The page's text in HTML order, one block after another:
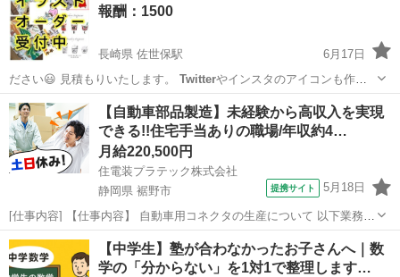
報酬：1500
長崎県 佐世保駅
6月17日
ださい😃 見積もりいたします。 Twitterやインスタのアイコンも作成
できます…
長崎 佐世保市 佐世保駅 手伝いたい/助けたい インスタ
【自動車部品製造】未経験から高収入を実現
できる!!住宅手当ありの職場/年収約4…
月給220,500円
住電装プラテック株式会社
静岡県 裾野市
提携サイト 5月18日
[仕事内容] 【仕事内容】 自動車用コネクタの生産について 以下業務を
ご担当いただきます。（雇入れ直後） ○製品の寸法測定、機能検査、
外観検査業務 ○その他付随作業 （業務内容の変更の範囲） 会社が定め
る範囲の業務 （...
静岡 裾野市 工場
【中学生】塾が合わなかったお子さんへ｜数
学の「分からない」を1対1で整理します…